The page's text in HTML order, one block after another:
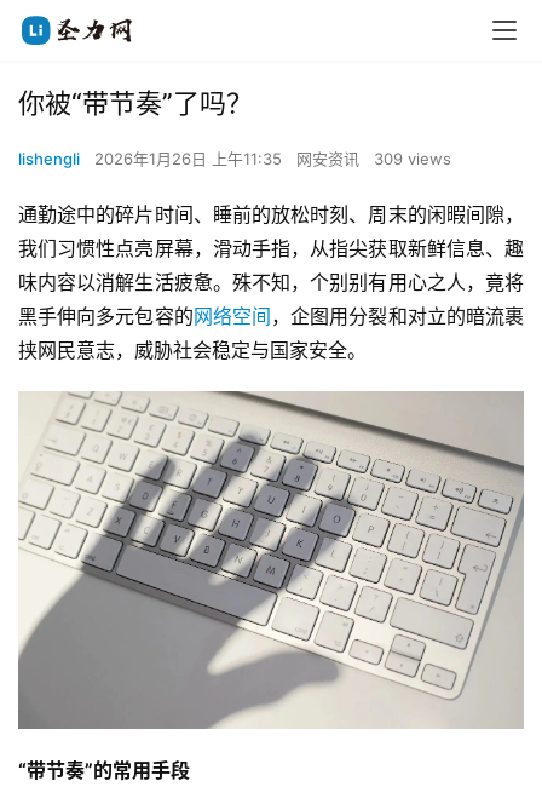
你被“带节奏”了吗？
lishengli 2026年1月26日 上午11:35 网安资讯 309 views
通勤途中的碎片时间、睡前的放松时刻、周末的闲暇间隙，
我们习惯性点亮屏幕，滑动手指，从指尖获取新鲜信息、趣
味内容以消解生活疲惫。殊不知，个别别有用心之人，竟将
黑手伸向多元包容的网络空间 ，企图用分裂和对立的暗流裹
挟网民意志，威胁社会稳定与国家安全。
“带节奏”的常用手段